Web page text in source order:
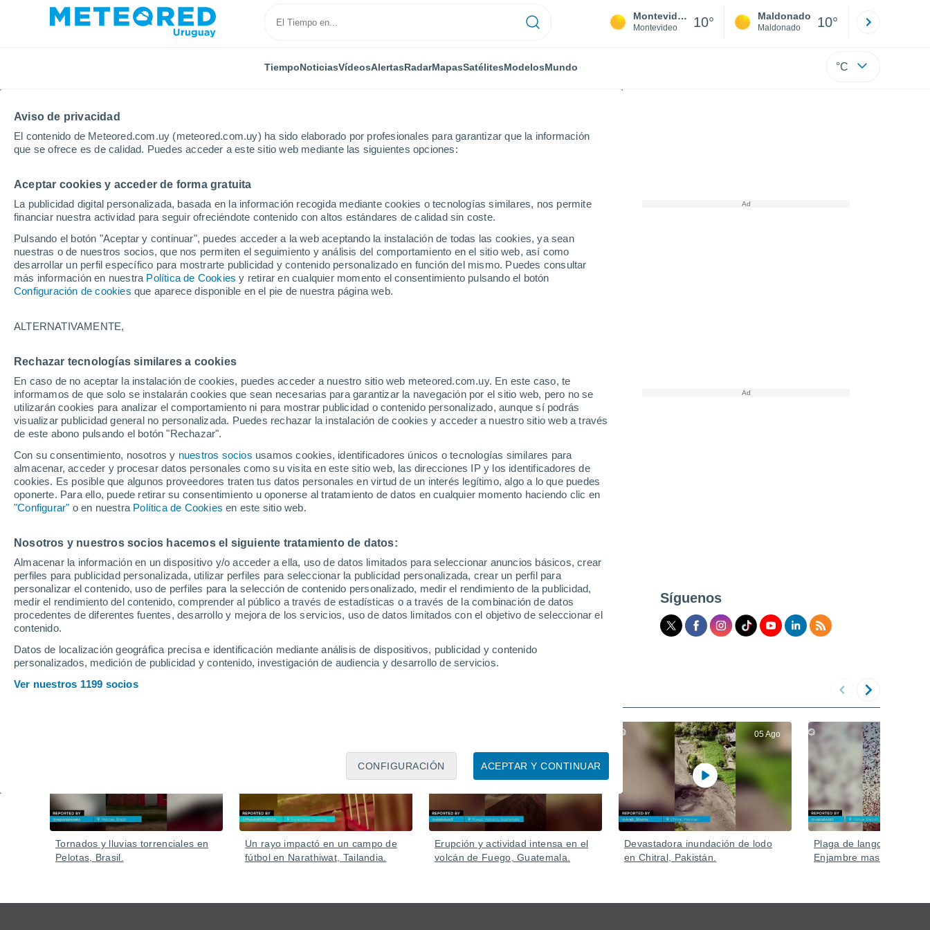
Aviso de privacidad
El contenido de Meteored.com.uy (meteored.com.uy) ha sido elaborado por profesionales para garantizar que la información
que se ofrece es de calidad. Puedes acceder a este sitio web mediante las siguientes opciones:
Aceptar cookies y acceder de forma gratuita
La publicidad digital personalizada, basada en la información recogida mediante cookies o tecnologías similares, nos permite
financiar nuestra actividad para seguir ofreciéndote contenido con altos estándares de calidad sin coste.
Pulsando el botón "Aceptar y continuar", puedes acceder a la web aceptando la instalación de todas las cookies, ya sean
nuestras o de nuestros socios, que nos permiten el seguimiento y análisis del comportamiento en el sitio web, así como
desarrollar un perfil específico para mostrarte publicidad y contenido personalizado en función del mismo. Puedes consultar
más información en nuestra Política de Cookies y retirar en cualquier momento el consentimiento pulsando el botón
Configuración de cookies que aparece disponible en el pie de nuestra página web.
ALTERNATIVAMENTE,
Rechazar tecnologías similares a cookies
En caso de no aceptar la instalación de cookies, puedes acceder a nuestro sitio web meteored.com.uy. En este caso, te
informamos de que solo se instalarán cookies que sean necesarias para garantizar la navegación por el sitio web, pero no se
utilizarán cookies para analizar el comportamiento ni para mostrar publicidad o contenido personalizado, aunque sí podrás
visualizar publicidad general no personalizada. Puedes rechazar la instalación de cookies y acceder a nuestro sitio web a través
de este abono pulsando el botón "Rechazar".
Con su consentimiento, nosotros y nuestros socios usamos cookies, identificadores únicos o tecnologías similares para
almacenar, acceder y procesar datos personales como su visita en este sitio web, las direcciones IP y los identificadores de
cookies. Es posible que algunos proveedores traten tus datos personales en virtud de un interés legítimo, algo a lo que puedes
oponerte. Para ello, puede retirar su consentimiento u oponerse al tratamiento de datos en cualquier momento haciendo clic en
"Configurar" o en nuestra Política de Cookies en este sitio web.
Nosotros y nuestros socios hacemos el siguiente tratamiento de datos:
Almacenar la información en un dispositivo y/o acceder a ella, uso de datos limitados para seleccionar anuncios básicos, crear
perfiles para publicidad personalizada, utilizar perfiles para seleccionar la publicidad personalizada, crear un perfil para
personalizar el contenido, uso de perfiles para la selección de contenido personalizado, medir el rendimiento de la publicidad,
medir el rendimiento del contenido, comprender al público a través de estadísticas o a través de la combinación de datos
procedentes de diferentes fuentes, desarrollo y mejora de los servicios, uso de datos limitados con el objetivo de seleccionar el
contenido.
Datos de localización geográfica precisa e identificación mediante análisis de dispositivos, publicidad y contenido
personalizados, medición de publicidad y contenido, investigación de audiencia y desarrollo de servicios.
Ver nuestros 1199 socios
ACEPTAR Y CONTINUAR
CONFIGURACIÓN
Montevideo
Montevideo 10° Maldonado
Maldonado 10°
TiempoNoticiasVídeosAlertasRadarMapasSatélitesModelosMundo °C
Inicio Vídeos Varias mangas marinas azotan Zhanjiang, China
Varias mangas marinas azotan Zhanjiang, China
El paso del Tifon Boloi ha dejado tormentas muy fuertes y vientos de más de 100 km/h.
Síguenos
Vídeos
Tornados y lluvias torrenciales en
Pelotas, Brasil.
Un rayo impactó en un campo de
fútbol en Narathiwat, Tailandia.
Erupción y actividad intensa en el
volcán de Fuego, Guatemala.
05 Ago
Devastadora inundación de lodo
en Chitral, Pakistán.
Plaga de langostas en
Enjambre masivo en